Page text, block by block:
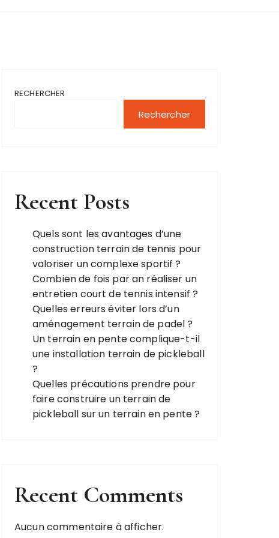
RECHERCHER
Rechercher
Recent Posts
Quels sont les avantages d’une
construction terrain de tennis pour
valoriser un complexe sportif ?
Combien de fois par an réaliser un
entretien court de tennis intensif ?
Quelles erreurs éviter lors d’un
aménagement terrain de padel ?
Un terrain en pente complique-t-il
une installation terrain de pickleball
?
Quelles précautions prendre pour
faire construire un terrain de
pickleball sur un terrain en pente ?
Recent Comments
Aucun commentaire à afficher.